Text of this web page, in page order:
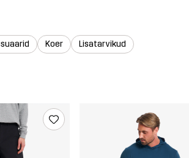
Koer Lisatarvikud